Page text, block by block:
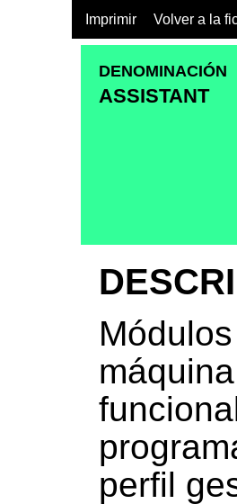
Imprimir Volver a la
DENOMINACIÓN
ASSISTANT
perfil